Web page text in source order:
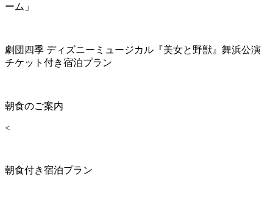
ーム」
劇団四季 ディズニーミュージカル『美女と野獣』舞浜公演
チケット付き宿泊プラン
朝食のご案内
<
朝食付き宿泊プラン